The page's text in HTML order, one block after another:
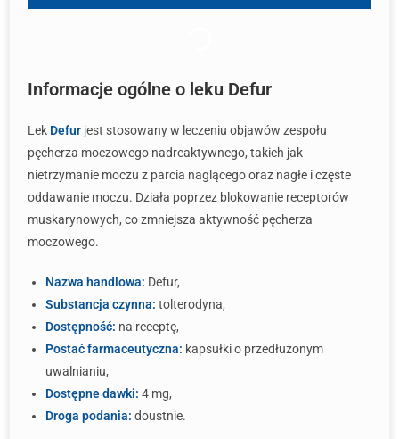
Informacje ogólne o leku Defur
Lek Defur jest stosowany w leczeniu objawów zespołu
pęcherza moczowego nadreaktywnego, takich jak
nietrzymanie moczu z parcia naglącego oraz nagłe i częste
oddawanie moczu. Działa poprzez blokowanie receptorów
muskarynowych, co zmniejsza aktywność pęcherza
moczowego.
Nazwa handlowa: Defur,
Substancja czynna: tolterodyna,
Dostępność: na receptę,
Postać farmaceutyczna: kapsułki o przedłużonym
uwalnianiu,
Dostępne dawki: 4 mg,
Droga podania: doustnie.